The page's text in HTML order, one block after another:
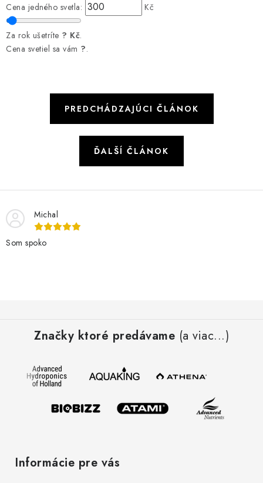
Cena jedného svetla: Kč
Za rok ušetríte ? Kč.
Cena svetiel sa vám ?.
PREDCHÁDZAJÚCI ČLÁNOK
ĎALŠÍ ČLÁNOK
Michal
Som spoko
Značky ktoré predávame (a viac...)
Informácie pre vás